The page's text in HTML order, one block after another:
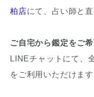
柏店にて、占い師と
ご自宅から鑑定をご
LINEチャットにて、
をご利用いただけます